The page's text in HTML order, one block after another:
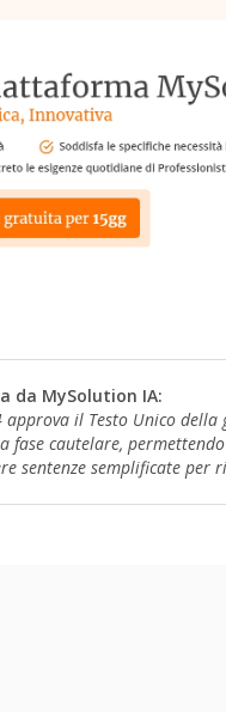
da MySolution IA:
approva il Testo Unico
fase cautelare,
sentenze semplificate